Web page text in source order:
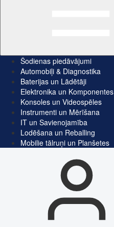
Šodienas piedāvājumi
Automobiļi & Diagnostika
Baterijas un Lādētāji
Elektronika un Komponentes
Konsoles un Videospēles
Instrumenti un Mērīšana
IT un Savienojamība
Lodēšana un Reballing
Mobilie tālruņi un Planšetes